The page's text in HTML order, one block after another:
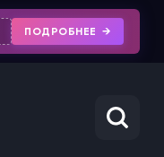
ПОДРОБНЕЕ